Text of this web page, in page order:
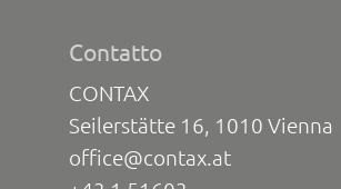
Contatto
CONTAX
Seilerstätte 16, 1010 Vienna
office@contax.at